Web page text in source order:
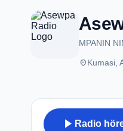
MPANIN
placeKumasi,
play_arrow Radio